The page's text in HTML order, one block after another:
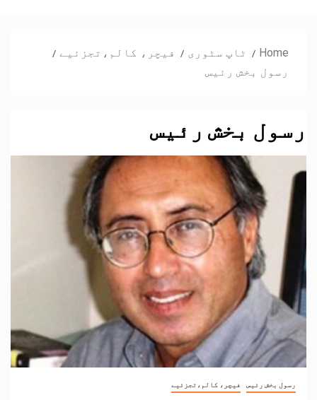
Home ٹاپ سٹوری
فیچر، کالم،تجزئیے
رسول بخش رئیس
رسول بخش رئیس
رسول بخش رئیس فیچر، کالم،تجزئیے